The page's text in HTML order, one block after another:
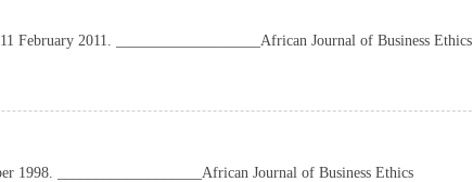
February 2011. ___________________African Journal of Business Ethics
1998. ___________________African Journal of Business Ethics